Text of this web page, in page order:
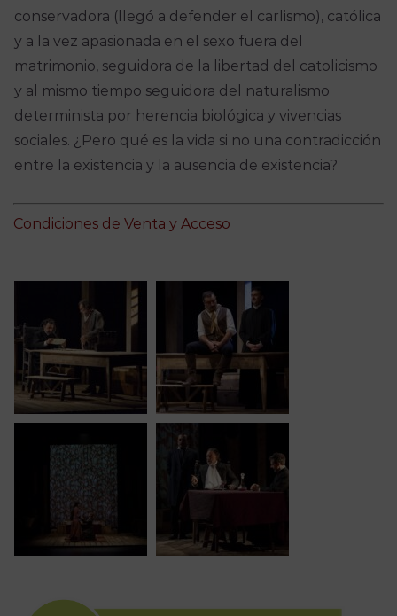
conservadora (llegó a defender el carlismo), católica
y a la vez apasionada en el sexo fuera del
matrimonio, seguidora de la libertad del catolicismo
y al mismo tiempo seguidora del naturalismo
determinista por herencia biológica y vivencias
sociales. ¿Pero qué es la vida si no una contradicción
entre la existencia y la ausencia de existencia?
Condiciones de Venta y Acceso